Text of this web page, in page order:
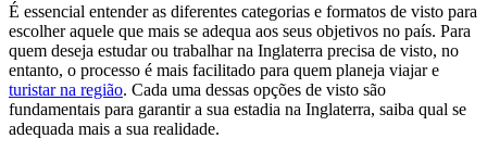
É essencial entender as diferentes categorias e formatos de visto para
escolher aquele que mais se adequa aos seus objetivos no país. Para
quem deseja estudar ou trabalhar na Inglaterra precisa de visto, no
entanto, o processo é mais facilitado para quem planeja viajar e
turistarna região. Cada uma dessas opções de visto são
fundamentais para garantir a sua estadia na Inglaterra, saiba qual se
adequada mais a sua realidade.